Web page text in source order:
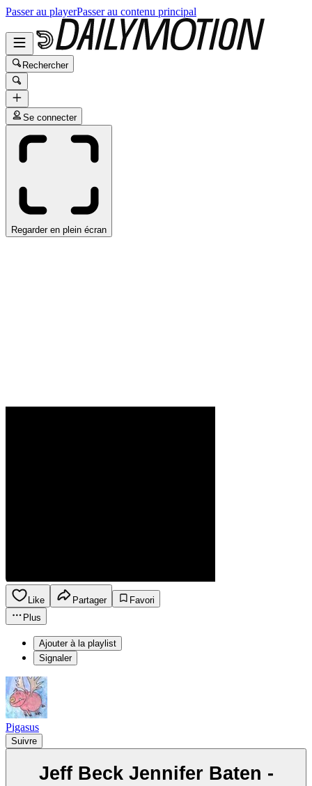
Passer au playerPasser au contenu principal
Rechercher
Se connecter
Regarder en plein écran
Like Partager
Favori
Plus
Ajouter à la playlist
Signaler
Pigasus
Suivre
Jeff Beck Jennifer Baten -